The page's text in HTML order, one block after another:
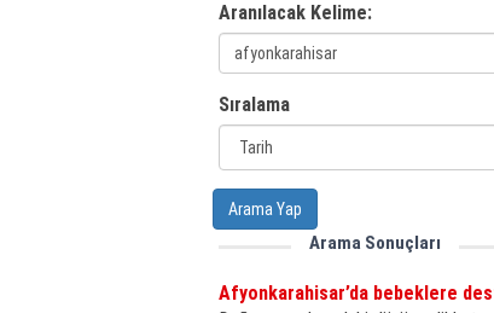
Aranılacak Kelime:
Sıralama
Arama Yap
Arama Sonuçları
Afyonkarahisar’da bebeklere